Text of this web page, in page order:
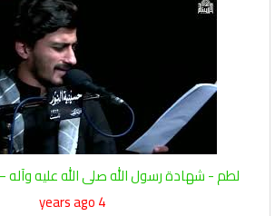
لطم - شهادة رسول الله صلى الله عليه وآله –-
4 years ago